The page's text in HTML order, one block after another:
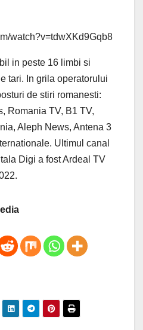
watch?v=tdwXKd9Gqb8
in peste 16 limbi si
tari. In grila operatorului
de stiri romanesti:
Romania TV, B1 TV,
Aleph News, Antena 3
Ultimul canal
Digi a fost Ardeal TV